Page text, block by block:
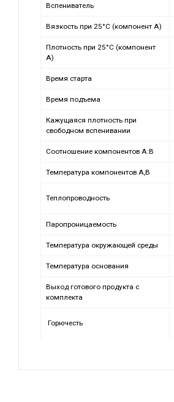
Вспениватель
Вязкость при 25°С (компонент А)
Плотность при 25°С (компонент
А)
Время старта
Время подъема
Кажущаяся плотность при
свободном вспенивании
Соотношение компонентов А:В
Температура компонентов А,В
Теплопроводность
Паропроницаемость
Температура окружающей среды
Температура основания
Выход готового продукта с
комплекта
Горючесть